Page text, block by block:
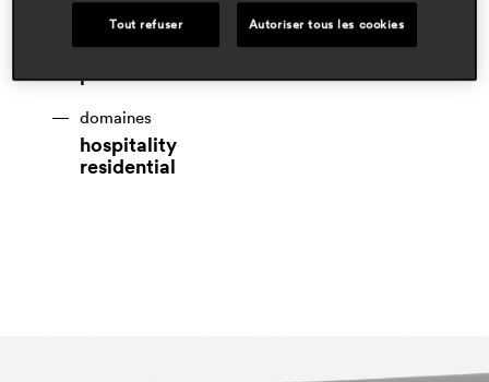
designers
pedrali r&d
domaines
hospitality
residential
Tout refuser Autoriser tous les cookies